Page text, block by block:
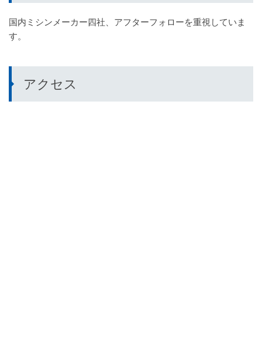
国内ミシンメーカー四社、アフターフォローを重視していま
す。
アクセス